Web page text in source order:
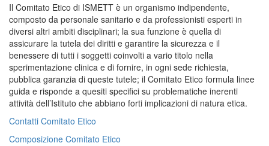
Il Comitato Etico di ISMETT è un organismo indipendente,
composto da personale sanitario e da professionisti esperti in
diversi altri ambiti disciplinari; la sua funzione è quella di
assicurare la tutela dei diritti e garantire la sicurezza e il
benessere di tutti i soggetti coinvolti a vario titolo nella
sperimentazione clinica e di fornire, in ogni sede richiesta,
pubblica garanzia di queste tutele; il Comitato Etico formula linee
guida e risponde a quesiti specifici su problematiche inerenti
attività dell’Istituto che abbiano forti implicazioni di natura etica.
Contatti Comitato Etico
Composizione Comitato Etico